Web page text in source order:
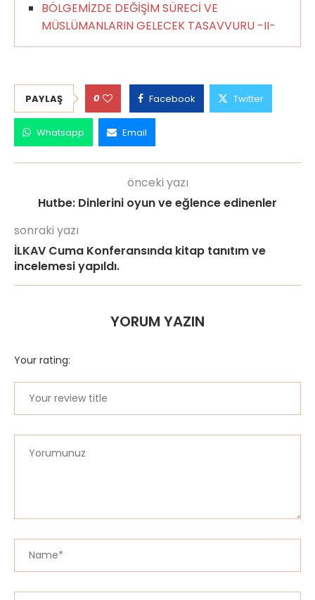
BÖLGEMİZDE DEĞİŞİM SÜRECİ VE
MÜSLÜMANLARIN GELECEK TASAVVURU -II-
PAYLAŞ 0 Facebook Twitter
Whatsapp Email
önceki yazı
Hutbe: Dinlerini oyun ve eğlence edinenler
sonraki yazı
İLKAV Cuma Konferansında kitap tanıtım ve
incelemesi yapıldı.
YORUM YAZIN
Your rating: